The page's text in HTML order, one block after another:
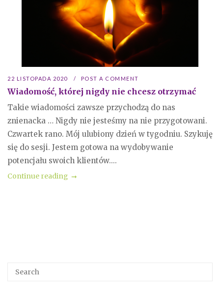
22 LISTOPADA 2020 POST A COMMENT
Wiadomość, której nigdy nie chcesz otrzymać
Takie wiadomości zawsze przychodzą do nas
znienacka … Nigdy nie jesteśmy na nie przygotowani.
Czwartek rano. Mój ulubiony dzień w tygodniu. Szykuję
się do sesji. Jestem gotowa na wydobywanie
potencjału swoich klientów....
Continue reading